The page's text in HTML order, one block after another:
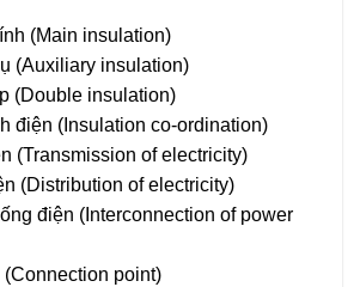
(Main insulation)
(Auxiliary insulation)
(Double insulation)
điện (Insulation co-ordination)
(Transmission of electricity)
(Distribution of electricity)
điện (Interconnection of power
point)